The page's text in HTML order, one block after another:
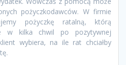
pożyczkodawców. W firmie
pożyczkę ratalną, którą
w kilka chwil po pozytywnej
wybiera, na ile rat chciałby